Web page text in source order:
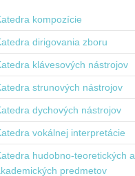
kompozície
dirigovania zboru
klávesových nástrojov
strunových nástrojov
dychových nástrojov
vokálnej interpretácie
hudobno-teoretických a
predmetov